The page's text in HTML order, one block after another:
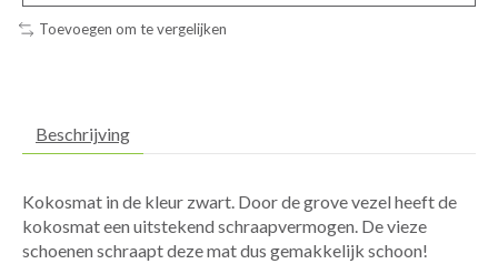
Toevoegen om te vergelijken
Beschrijving
Kokosmat in de kleur zwart. Door de grove vezel heeft de
kokosmat een uitstekend schraapvermogen. De vieze
schoenen schraapt deze mat dus gemakkelijk schoon!